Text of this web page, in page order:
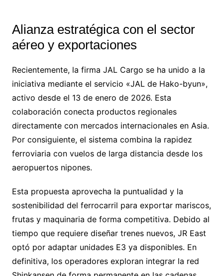
Alianza estratégica con el sector
aéreo y exportaciones
Recientemente, la firma JAL Cargo se ha unido a la
iniciativa mediante el servicio «JAL de Hako-byun»,
activo desde el 13 de enero de 2026. Esta
colaboración conecta productos regionales
directamente con mercados internacionales en Asia.
Por consiguiente, el sistema combina la rapidez
ferroviaria con vuelos de larga distancia desde los
aeropuertos nipones.
Esta propuesta aprovecha la puntualidad y la
sostenibilidad del ferrocarril para exportar mariscos,
frutas y maquinaria de forma competitiva. Debido al
tiempo que requiere diseñar trenes nuevos, JR East
optó por adaptar unidades E3 ya disponibles. En
definitiva, los operadores exploran integrar la red